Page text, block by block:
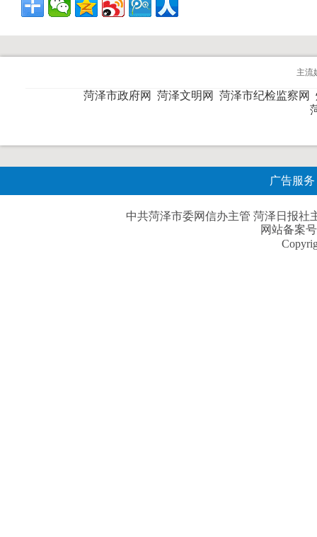
主流
菏泽市政府网 菏泽文明网 菏泽市纪检监察网
广告服务
中共菏泽市委网信办主管 菏泽日报社
网站备案